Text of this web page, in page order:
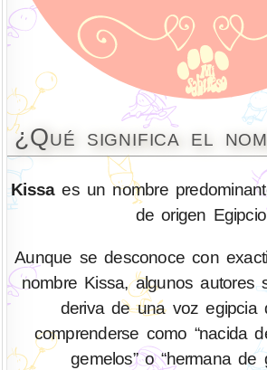
¿Qué significa el
Kissaes un nombre
de origen
Aunque se desconoce con
nombre Kissa, algunos autores
deriva de una voz egipcia
comprenderse como “nacida
gemelos” o “hermana de